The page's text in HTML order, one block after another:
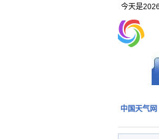
今天是
中国天气网